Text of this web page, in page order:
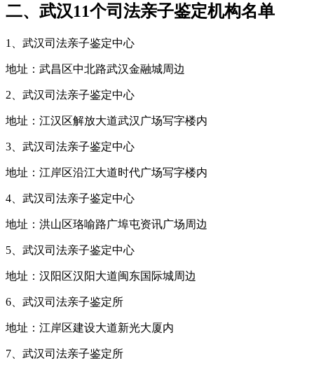
二、武汉11个司法亲子鉴定机构名单
1、武汉司法亲子鉴定中心
地址：武昌区中北路武汉金融城周边
2、武汉司法亲子鉴定中心
地址：江汉区解放大道武汉广场写字楼内
3、武汉司法亲子鉴定中心
地址：江岸区沿江大道时代广场写字楼内
4、武汉司法亲子鉴定中心
地址：洪山区珞喻路广埠屯资讯广场周边
5、武汉司法亲子鉴定中心
地址：汉阳区汉阳大道闽东国际城周边
6、武汉司法亲子鉴定所
地址：江岸区建设大道新光大厦内
7、武汉司法亲子鉴定所